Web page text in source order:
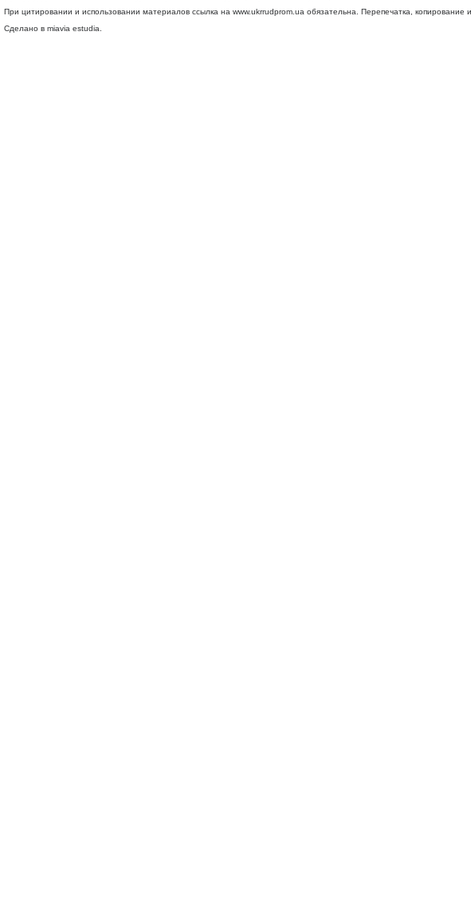
При цитировании и использовании материалов ссылка на www.ukrrudprom.ua обязательна. Перепечатка,
Сделано в miavia estudia.